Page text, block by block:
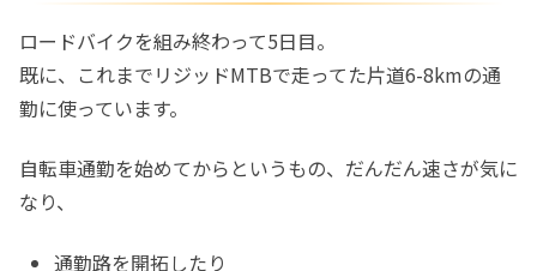
ロードバイクを組み終わって5日目。
既に、これまでリジッドMTBで走ってた片道6-8kmの通
勤に使っています。
自転車通勤を始めてからというもの、だんだん速さが気に
なり、
通勤路を開拓したり